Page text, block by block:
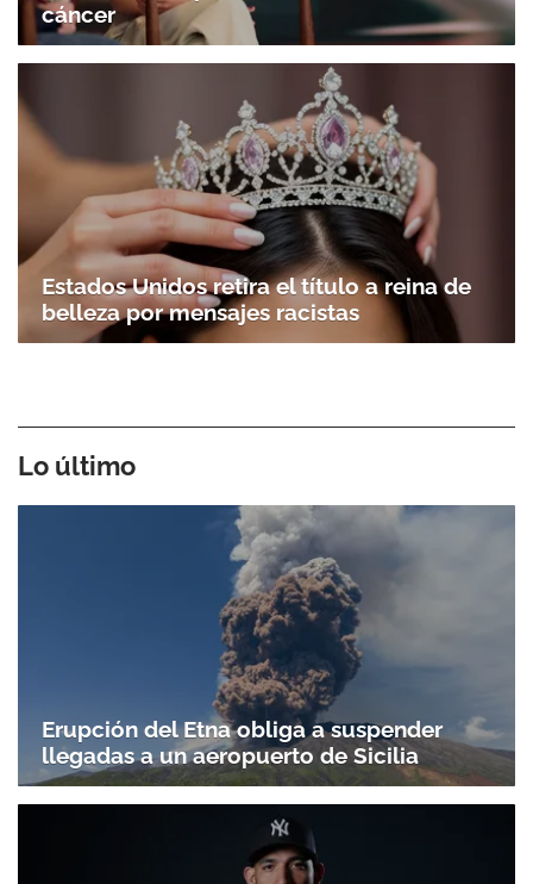
cáncer
Estados Unidos retira el título a reina de
belleza por mensajes racistas
Lo último
Erupción del Etna obliga a suspender
llegadas a un aeropuerto de Sicilia